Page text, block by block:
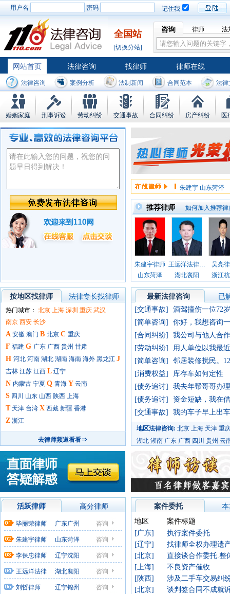
用户名 密码 记住我
全国站
[切换分站]
咨询 律师 法
网站首页 法律咨询 找律师 律师在线
法律咨询 案例分析 法制新闻 合同范本 法律
婚姻家庭 刑事诉讼 劳动纠纷 交通事故 合同纠纷 房产纠纷 医
朱建宇 山东菏泽
朱建宇 山东菏泽
推荐律师 如何加入推荐律
朱建宇律师
山东菏泽
王远洋法律工作者律师
湖北襄阳
吴亮
浙江
按地区找律师 法律专长找律师
热门城市： 北京 上海 深圳 重庆 武汉
南京 西安 长沙
A 安徽 澳门 B 北京 C 重庆
F 福建 G 广东 广西 贵州 甘肃
H 河北 河南 湖北 湖南 海南 海外 黑龙江 J
吉林 江苏 江西 L 辽宁
N 内蒙古 宁夏 Q 青海 Y 云南
S 四川 山东 山西 陕西 上海
T 天津 台湾 X 西藏 新疆 香港
Z 浙江
去律师频道看看⇒
最新法律咨询
已
[交通事故]
[简单咨询]
[合同纠纷]
[劳动纠纷]
[简单咨询]
[消费权益]
库存车如何定性
[债务追讨]
[债务追讨]
[交通事故]
地区法律咨询: 北京 上海 天津 重
湖北 湖南 广东 广西 四川 贵州 云
活跃律师 高分律师
毕丽荣律师 广东广州 咨询
朱建宇律师 山东菏泽 咨询
李保忠律师 辽宁沈阳 咨询
王远洋法律
工作者律师
湖北襄阳 咨询
刘哲律师 辽宁锦州 咨询
案件委托
地区
案件标题
[广东]
执行案件委托
[辽宁]
[北京]
[上海]
不良资产催收
[陕西]
涉及二手车交易纠
[北京]
谈判签合同不成就